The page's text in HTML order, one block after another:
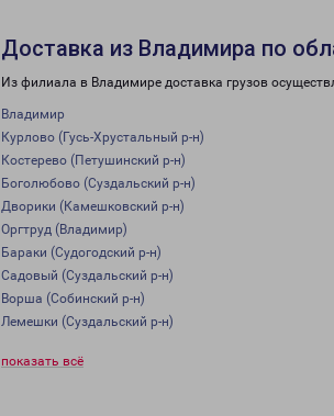
Доставка из Владимира по
Из филиала в Владимире доставка грузов
Владимир
Курлово (Гусь-Хрустальный р-н)
Костерево (Петушинский р-н)
Боголюбово (Суздальский р-н)
Дворики (Камешковский р-н)
Оргтруд (Владимир)
Бараки (Судогодский р-н)
Садовый (Суздальский р-н)
Ворша (Собинский р-н)
Лемешки (Суздальский р-н)
показать всё